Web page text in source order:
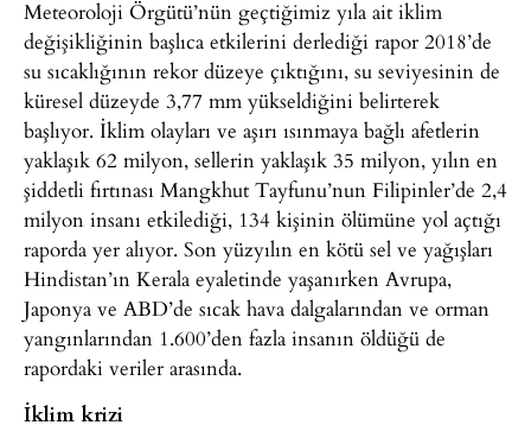
Meteoroloji Örgütü’nün geçtiğimiz yıla ait iklim
değişikliğinin başlıca etkilerini derlediği rapor 2018’de
su sıcaklığının rekor düzeye çıktığını, su seviyesinin de
küresel düzeyde 3,77 mm yükseldiğini belirterek
başlıyor. İklim olayları ve aşırı ısınmaya bağlı afetlerin
yaklaşık 62 milyon, sellerin yaklaşık 35 milyon, yılın en
şiddetli fırtınası Mangkhut Tayfunu’nun Filipinler’de 2,4
milyon insanı etkilediği, 134 kişinin ölümüne yol açtığı
raporda yer alıyor. Son yüzyılın en kötü sel ve yağışları
Hindistan’ın Kerala eyaletinde yaşanırken Avrupa,
Japonya ve ABD’de sıcak hava dalgalarından ve orman
yangınlarından 1.600’den fazla insanın öldüğü de
rapordaki veriler arasında.
İklim krizi